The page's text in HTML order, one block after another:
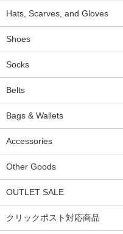
Hats, Scarves, and Gloves
Shoes
Socks
Belts
Bags & Wallets
Accessories
Other Goods
OUTLET SALE
クリックポスト対応商品